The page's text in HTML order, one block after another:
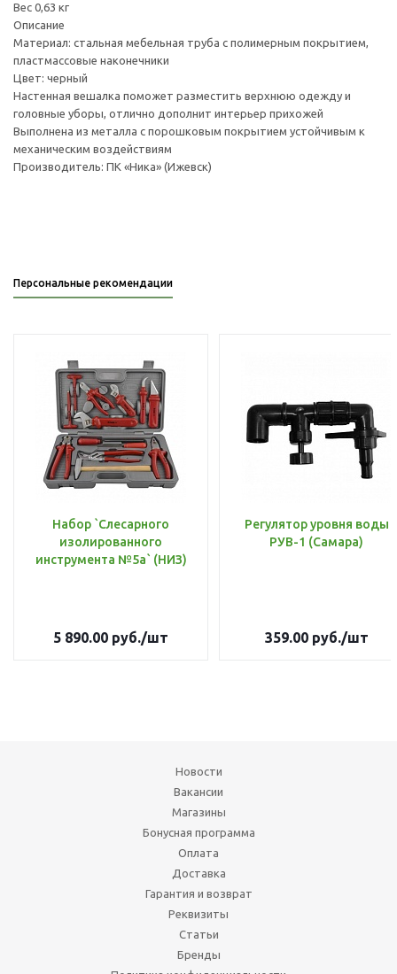
Вес 0,63 кг
Описание
Материал: стальная мебельная труба с полимерным покрытием,
пластмассовые наконечники
Цвет: черный
Настенная вешалка поможет разместить верхнюю одежду и
головные уборы, отлично дополнит интерьер прихожей
Выполнена из металла с порошковым покрытием устойчивым к
механическим воздействиям
Производитель: ПК «Ника» (Ижевск)
Персональные рекомендации
Набор `Слесарного
изолированного
инструмента №5а` (НИЗ)
5 890.00 руб./шт
Регулятор уровня воды
РУВ-1 (Самара)
359.00руб./шт
Новости
Вакансии
Магазины
Бонусная программа
Оплата
Доставка
Гарантия и возврат
Реквизиты
Статьи
Бренды